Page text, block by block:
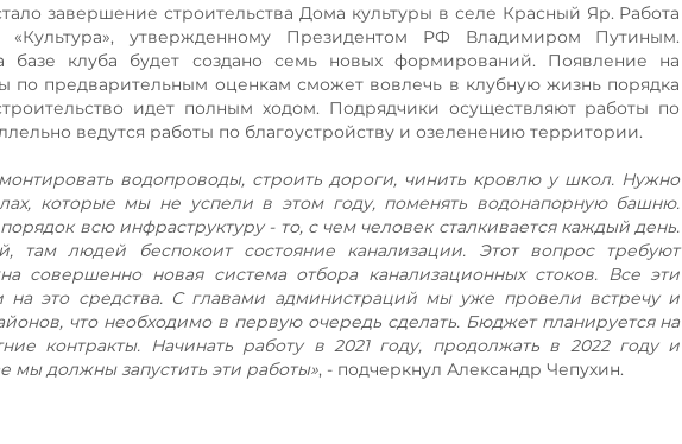
завершение строительства Дома культуры в селе Красный Яр. Работа
«Культура», утвержденному Президентом РФ Владимиром Путиным.
базе клуба будет создано семь новых формирований. Появление на
по предварительным оценкам сможет вовлечь в клубную жизнь порядка
идет полным ходом. Подрядчики осуществляют работы по
ведутся работы по благоустройству и озеленению территории.
водопроводы, строить дороги, чинить кровлю у школ. Нужно
которые мы не успели в этом году, поменять водонапорную башню.
всю инфраструктуру - то, с чем человек сталкивается каждый день.
людей беспокоит состояние канализации. Этот вопрос требуют
совершенно новая система отбора канализационных стоков. Все эти
это средства. С главами администраций мы уже провели встречу и
что необходимо в первую очередь сделать. Бюджет планируется на
контракты. Начинать работу в 2021 году, продолжать в 2022 году и
мы должны запустить эти работы», - подчеркнул Александр Чепухин.